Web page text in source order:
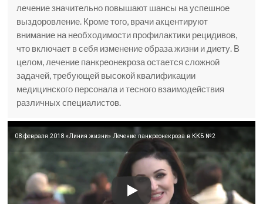
лечение значительно повышают шансы на успешное
выздоровление. Кроме того, врачи акцентируют
внимание на необходимости профилактики рецидивов,
что включает в себя изменение образа жизни и диету. В
целом, лечение панкреонекроза остается сложной
задачей, требующей высокой квалификации
медицинского персонала и тесного взаимодействия
различных специалистов.
08 февраля 2018 «Линия жизни» Лечение панкреонекроза в ККБ №2